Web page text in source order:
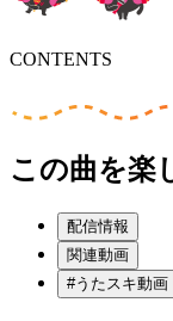
CONTENTS
この曲を楽
配信情報
関連動画
#うたスキ動画